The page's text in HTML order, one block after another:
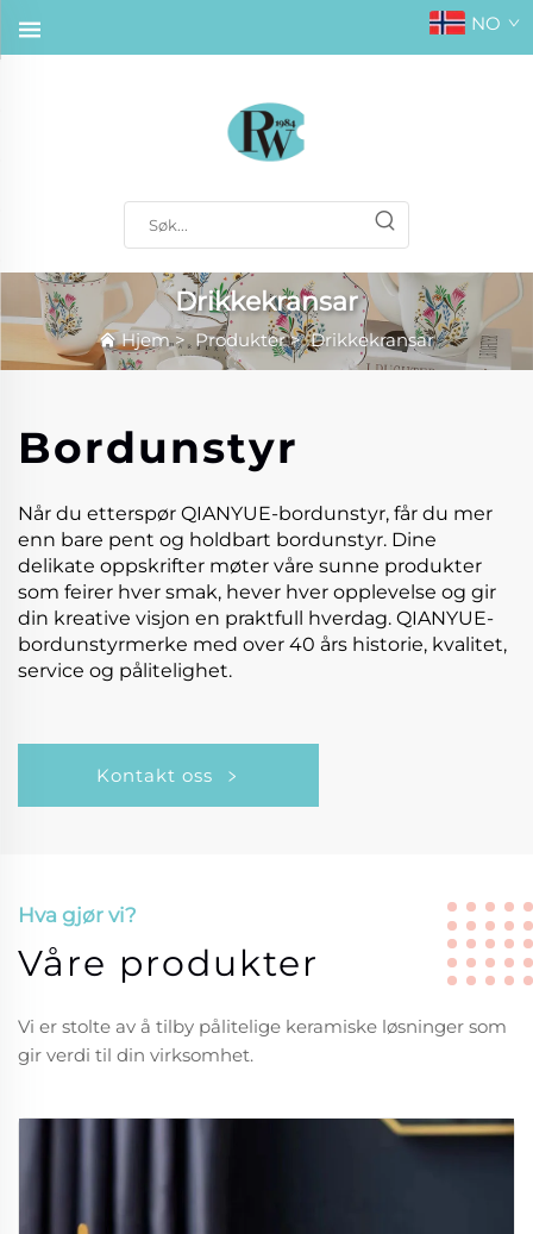
NO
Drikkekransar
Hjem> Produkter>Drikkekransar
Bordunstyr
Når du etterspør QIANYUE-bordunstyr, får du mer
enn bare pent og holdbart bordunstyr. Dine
delikate oppskrifter møter våre sunne produkter
som feirer hver smak, hever hver opplevelse og gir
din kreative visjon en praktfull hverdag. QIANYUE-
bordunstyrmerke med over 40 års historie, kvalitet,
service og pålitelighet.
Kontakt oss
Hva gjør vi?
Våre produkter
Vi er stolte av å tilby pålitelige keramiske løsninger som
gir verdi til din virksomhet.